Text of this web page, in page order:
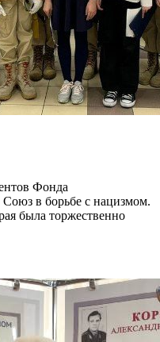
Фонда
в борьбе с нацизмом.
была торжественно